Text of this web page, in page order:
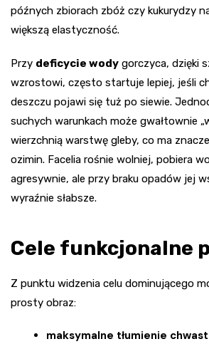
późnych zbiorach zbóż czy kukurydzy
większą elastyczność.
Przy deficycie wody gorczyca, dzięki
wzrostowi, często startuje lepiej, jeśli
deszczu pojawi się tuż po siewie.
suchych warunkach może gwałtownie
wierzchnią warstwę gleby, co ma
ozimin. Facelia rośnie wolniej, pobiera
agresywnie, ale przy braku opadów jej
wyraźnie słabsze.
Cele funkcjonalne
Z punktu widzenia celu dominującego
prosty obraz:
maksymalne tłumienie